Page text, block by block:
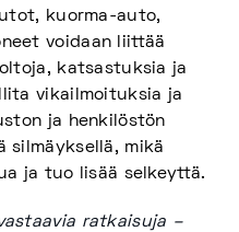
kuorma-auto,
voidaan liittää
katsastuksia ja
vikailmoituksia ja
ja henkilöstön
mikä
ja tuo lisää selkeyttä.
ratkaisuja –